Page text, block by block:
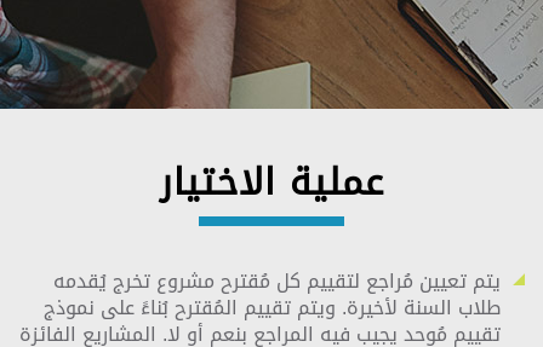
عملية الاختيار
يتم تعيين مُراجع لتقييم كل مُقترح مشروع تخرج يُقدمه
طلاب السنة لأخيرة. ويتم تقييم المُقترح بُناءً على نموذج
تقييم مُوحد يجيب فيه المراجع بنعم أو لا. المشاريع الفائزة